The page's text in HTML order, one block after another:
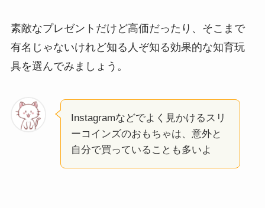
素敵なプレゼントだけど高価だったり、そこまで
有名じゃないけれど知る人ぞ知る効果的な知育玩
具を選んでみましょう。
Instagramなどでよく見かけるスリ
ーコインズのおもちゃは、意外と
自分で買っていることも多いよ